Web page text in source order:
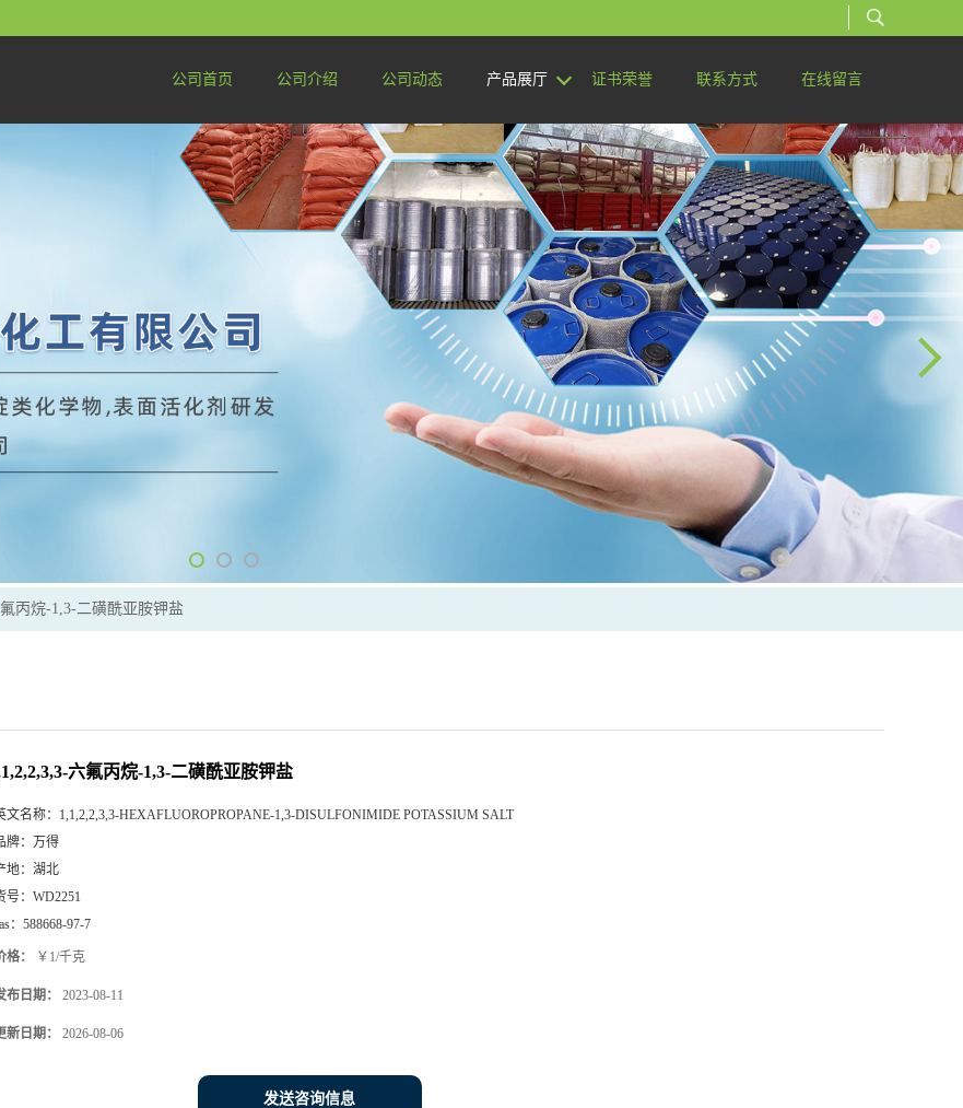
公司首页 公司介绍 公司动态 产品展厅 证书荣誉 联系方式 在线留言
丙烷-1,3-二磺酰亚胺钾盐
六氟丙烷-1,3-二磺酰亚胺钾盐
文名称： 1,1,2,2,3,3-HEXAFLUOROPROPANE-1,3-DISULFONIMIDE POTASSIUM SALT
牌： 万得
地： 湖北
号： WD2251
： 588668-97-7
格： ￥1/千克
布日期： 2023-08-11
新日期： 2026-08-06
发送咨询信息